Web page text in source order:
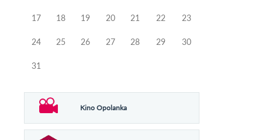
17 18 19 20 21 22 23
24 25 26 27 28 29 30
31
Kino Opolanka